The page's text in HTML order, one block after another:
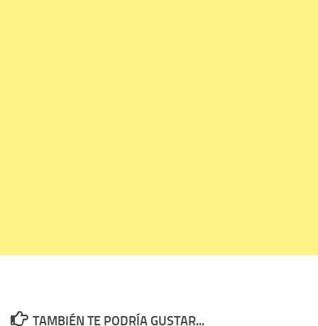
TAMBIÉN TE PODRÍA GUSTAR...